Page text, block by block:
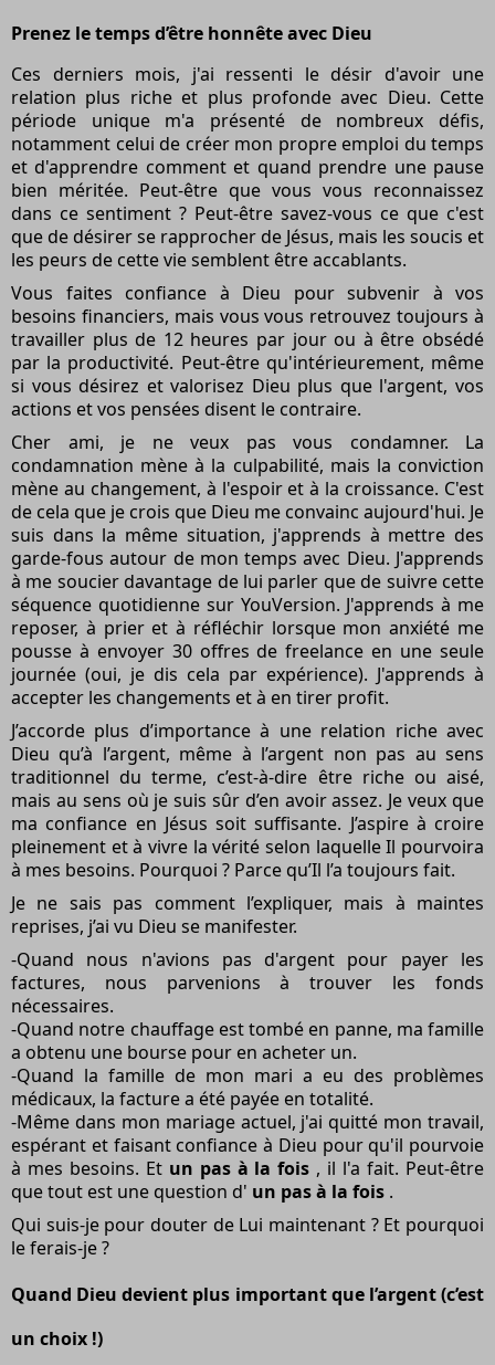
Prenez le temps d’être honnête avec Dieu
Ces derniers mois, j'ai ressenti le désir d'avoir une
relation plus riche et plus profonde avec Dieu. Cette
période unique m'a présenté de nombreux défis,
notamment celui de créer mon propre emploi du temps
et d'apprendre comment et quand prendre une pause
bien méritée. Peut-être que vous vous reconnaissez
dans ce sentiment ? Peut-être savez-vous ce que c'est
que de désirer se rapprocher de Jésus, mais les soucis et
les peurs de cette vie semblent être accablants.
Vous faites confiance à Dieu pour subvenir à vos
besoins financiers, mais vous vous retrouvez toujours à
travailler plus de 12 heures par jour ou à être obsédé
par la productivité. Peut-être qu'intérieurement, même
si vous désirez et valorisez Dieu plus que l'argent, vos
actions et vos pensées disent le contraire.
Cher ami, je ne veux pas vous condamner. La
condamnation mène à la culpabilité, mais la conviction
mène au changement, à l'espoir et à la croissance. C'est
de cela que je crois que Dieu me convainc aujourd'hui. Je
suis dans la même situation, j'apprends à mettre des
garde-fous autour de mon temps avec Dieu. J'apprends
à me soucier davantage de lui parler que de suivre cette
séquence quotidienne sur YouVersion. J'apprends à me
reposer, à prier et à réfléchir lorsque mon anxiété me
pousse à envoyer 30 offres de freelance en une seule
journée (oui, je dis cela par expérience). J'apprends à
accepter les changements et à en tirer profit.
J’accorde plus d’importance à une relation riche avec
Dieu qu’à l’argent, même à l’argent non pas au sens
traditionnel du terme, c’est-à-dire être riche ou aisé,
mais au sens où je suis sûr d’en avoir assez. Je veux que
ma confiance en Jésus soit suffisante. J’aspire à croire
pleinement et à vivre la vérité selon laquelle Il pourvoira
à mes besoins. Pourquoi ? Parce qu’Il ​​l’a toujours fait.
Je ne sais pas comment l’expliquer, mais à maintes
reprises, j’ai vu Dieu se manifester.
-Quand nous n'avions pas d'argent pour payer les
factures, nous parvenions à trouver les fonds
nécessaires.
-Quand notre chauffage est tombé en panne, ma famille
a obtenu une bourse pour en acheter un.
-Quand la famille de mon mari a eu des problèmes
médicaux, la facture a été payée en totalité.
-Même dans mon mariage actuel, j'ai quitté mon travail,
espérant et faisant confiance à Dieu pour qu'il pourvoie
à mes besoins. Et un pas à la fois , il l'a fait. Peut-être
que tout est une question d' un pas à la fois .
Qui suis-je pour douter de Lui maintenant ? Et pourquoi
le ferais-je ?
Quand Dieu devient plus important que l’argent (c’est
un choix !)